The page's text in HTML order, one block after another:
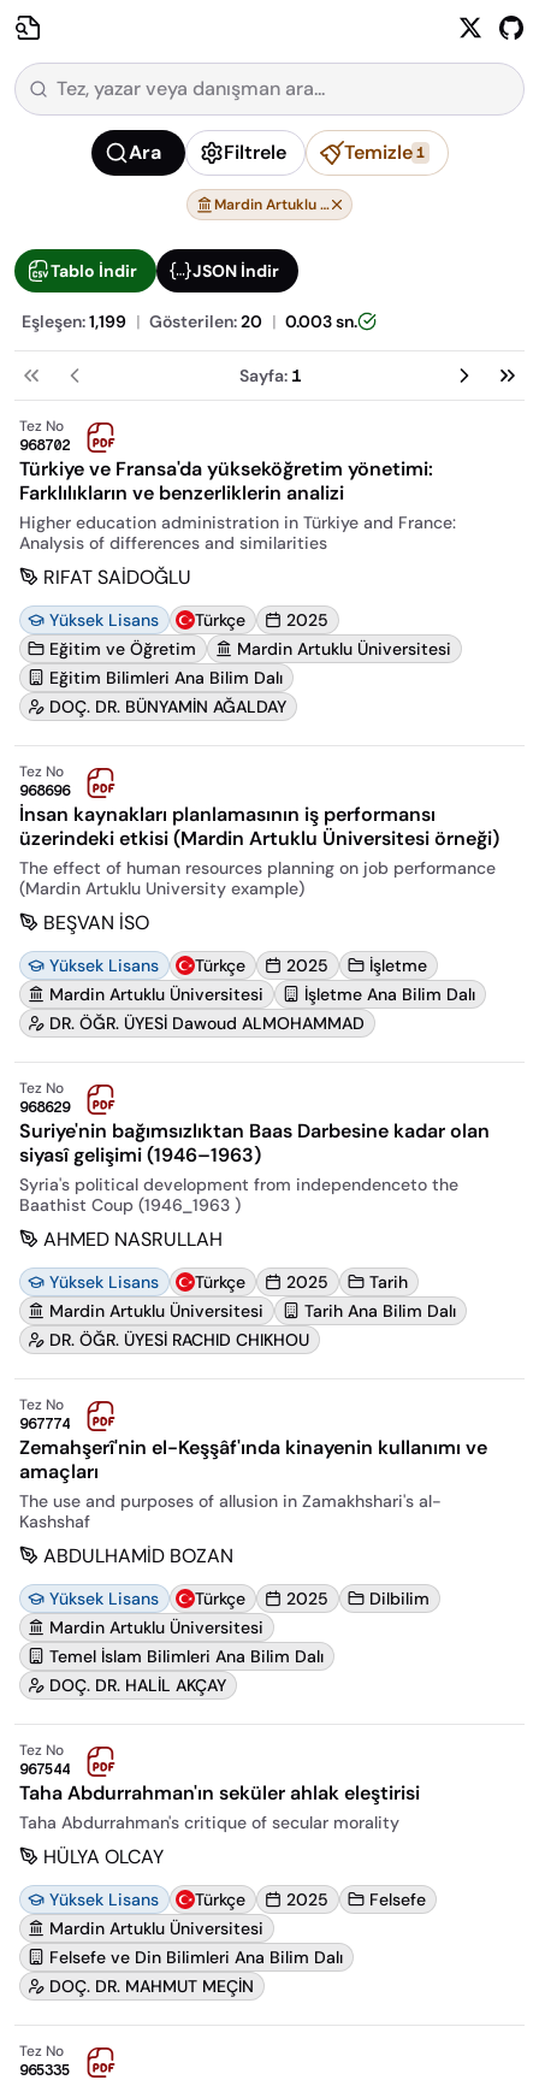
Ara Filtrele Temizle 1
Mardin Artuklu Üniversitesi
Tablo İndir JSON İndir
Eşleşen:1,199 | Gösterilen:20 | 0.003sn.
İlk Önceki Sayfa: 1 Sonraki
Tez No
968702
Türkiye ve Fransa'da yükseköğretim yönetimi:
Farklılıkların ve benzerliklerin analizi
Higher education administration in Türkiye and France:
Analysis of differences and similarities
RIFAT SAİDOĞLU
Yüksek Lisans Türkçe
2025
Eğitim ve Öğretim
Mardin Artuklu Üniversitesi
Eğitim Bilimleri Ana Bilim Dalı
DOÇ. DR. BÜNYAMİN AĞALDAY
Tez No
968696
İnsan kaynakları planlamasının iş performansı
üzerindeki etkisi (Mardin Artuklu Üniversitesi örneği)
The effect of human resources planning on job performance
(Mardin Artuklu University example)
BEŞVAN İSO
Yüksek Lisans Türkçe 2025
İşletme
Mardin Artuklu Üniversitesi
İşletme Ana Bilim Dalı
DR. ÖĞR. ÜYESİ Dawoud ALMOHAMMAD
Tez No
968629
Suriye'nin bağımsızlıktan Baas Darbesine kadar olan
siyasî gelişimi (1946–1963)
Syria's political development from independenceto the
Baathist Coup (1946_1963 )
AHMED NASRULLAH
Yüksek Lisans Türkçe 2025
Tarih
Mardin Artuklu Üniversitesi
Tarih Ana Bilim Dalı
DR. ÖĞR. ÜYESİ RACHID CHIKHOU
Tez No
967774
Zemahşerî'nin el-Keşşâf'ında kinayenin kullanımı ve
amaçları
The use and purposes of allusion in Zamakhshari's al-
Kashshaf
ABDULHAMİD BOZAN
Yüksek Lisans Türkçe 2025
Dilbilim
Mardin Artuklu Üniversitesi
Temel İslam Bilimleri Ana Bilim Dalı
DOÇ. DR. HALİL AKÇAY
Tez No
967544
Taha Abdurrahman'ın seküler ahlak eleştirisi
Taha Abdurrahman's critique of secular morality
HÜLYA OLCAY
Yüksek Lisans Türkçe 2025
Felsefe
Mardin Artuklu Üniversitesi
Felsefe ve Din Bilimleri Ana Bilim Dalı
DOÇ. DR. MAHMUT MEÇİN
Tez No
965335